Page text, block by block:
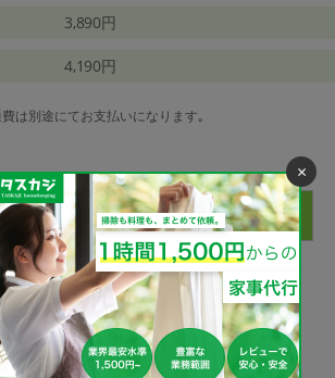
3,890円
4,190円
は別途にてお支払いになります｡
家事代行サービスの種類
×